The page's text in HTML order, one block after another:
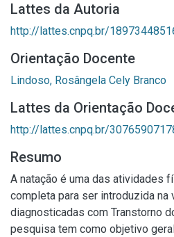
Lattes da Autoria
http://lattes.cnpq.br/
Orientação Docente
Lindoso, Rosângela Cely Branco
Lattes da Orientação
http://lattes.cnpq.br/
Resumo
A natação é uma das atividades
completa para ser introduzida na
diagnosticadas com Transtorno
pesquisa tem como objetivo